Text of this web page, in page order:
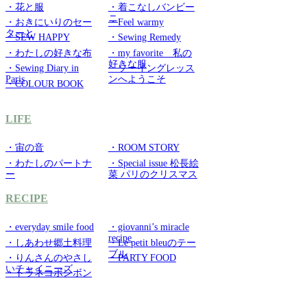
・花と服
・着こなしバンビー
ニ
・おきにいりのセー
ターと
・Feel warmy
・SEW HAPPY
・Sewing Remedy
・わたしの好きな布
・my favorite 私の
好きな服
・Sewing Diary in
Paris
・ソーイングレッス
ンへようこそ
・COLOUR BOOK
LIFE
・宙の音
・ROOM STORY
・わたしのパートナ
ー
・Special issue 松長絵
菜 パリのクリスマス
RECIPE
・everyday smile food
・giovanni’s miracle
recipe
・しあわせ郷土料理
・Le petit bleuのテー
ブル
・りんさんのやさし
いチャイニーズ
・PARTY FOOD
・トラネコボンボン